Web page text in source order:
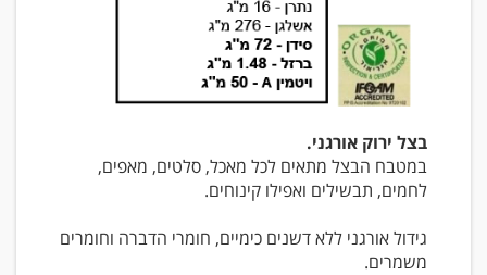
בצל ירוק אורגני.
במטבח הבצל מתאים לכל מאכל, סלטים, מאפים,
לחמים, תבשילים ואפילו קינוחים.
גידול אורגני ללא דשנים כימיים, חומרי הדברה וחומרים
משמרים.